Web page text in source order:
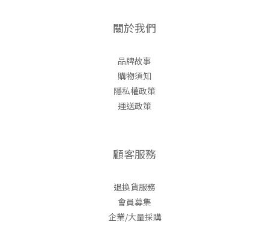
關於我們
品牌故事
購物須知
隱私權政策
運送政策
顧客服務
退換貨服務
會員募集
企業/大量採購